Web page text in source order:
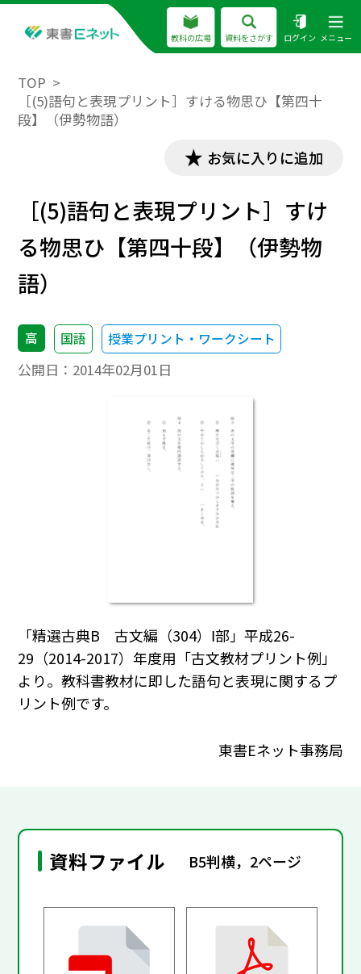
教科の広場 資料をさがす ログイン メニュー
TOP
［(5)語句と表現プリント］すける物思ひ【第四十
段】（伊勢物語）
お気に入りに追加
［(5)語句と表現プリント］すけ
る物思ひ【第四十段】（伊勢物
語）
高 国語 授業プリント・ワークシート
公開日： 2014年02月01日
「精選古典B 古文編（304）Ⅰ部」平成26-
29（2014-2017）年度用「古文教材プリント例」
より。教科書教材に即した語句と表現に関するプ
リント例です。
東書Eネット事務局
資料ファイル B5判横，2ページ